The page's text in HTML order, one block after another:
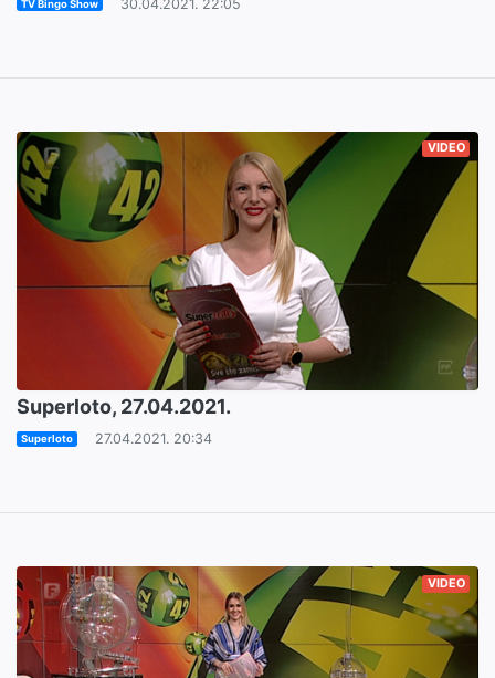
TV Bingo Show 30.04.2021. 22:05
VIDEO
Superloto, 27.04.2021.
Superloto 27.04.2021. 20:34
VIDEO